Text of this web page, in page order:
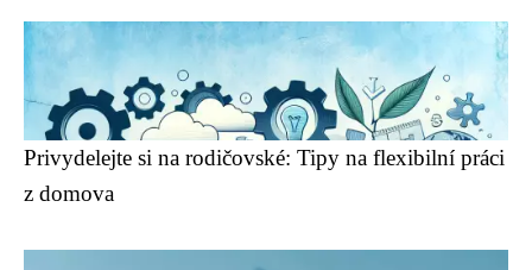
Privydelejte si na rodičovské: Tipy na flexibilní práci
z domova